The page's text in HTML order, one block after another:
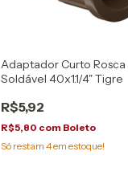
Adaptador Curto Rosca
Soldável 40x1.1/4" Tigre
R$5,92
R$5,80 com Boleto
Só restam 4em estoque!